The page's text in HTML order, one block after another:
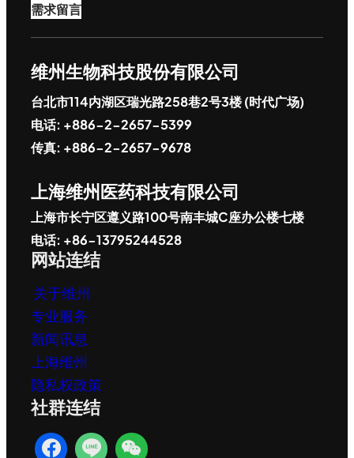
需求留言
维州生物科技股份有限公司
台北市114内湖区瑞光路258巷2号3楼 (时代广场)
电话: +886-2-2657-5399
传真: +886-2-2657-9678
上海维州医药科技有限公司
上海市长宁区遵义路100号南丰城C座办公楼七楼
电话: +86-13795244528
网站连结
关于维州
专业服务
新闻讯息
上海维州
隐私权政策
社群连结